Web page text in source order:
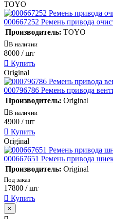
TOYO
000667252 Ремень привода
Производитель: TOYO
В наличии
8000 / шт
Купить
Original
000796786 Ремень привода
Производитель: Original
В наличии
4900 / шт
Купить
Original
000667651 Ремень привода
Производитель: Original
Под заказ
17800 / шт
Купить
×